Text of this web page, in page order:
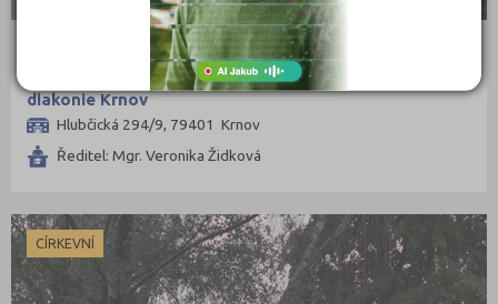
Mateřská škola, základní škola a střední škola Slezské
diakonie Krnov
Hlubčická 294/9, 79401 Krnov
Ředitel: Mgr. Veronika Židková
CÍRKEVNÍ